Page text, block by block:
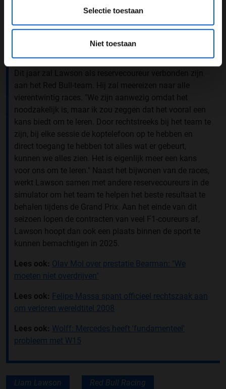
Selectie toestaan
Niet toestaan
Leerproces als reservecoureur
Dit jaar zal Lawson als reservecoureur verbonden zijn
aan het Red Bull-team. Hij zal meereizen naar alle
vierentwintig races. "We zijn aanwezig omdat het
noodzakelijk is, maar ik zou zeggen dat het vooral een
kans biedt om te leren. Door rechtstreeks bij het team te
zijn, bij elke sessie de koptelefoon op te hebben en
direct toegang te hebben tot alles wat er gebeurt,
kunnen we alles zien. Het is eigenlijk meer een kans
voor ons om te leren." Naast het bijwonen van de races,
werkt Lawson samen met andere reservecoureurs in de
simulator om het team te helpen het beste resultaat te
behalen tijdens de Grand Prix. Aan het einde van dit
seizoen lopen de contracten van veel F1-coureurs af,
Lawson hoopt dan ook een plaats binnen de sport te
kunnen bemachtigen in 2025.
Lees ook: Olav Mol over prestatie Bearman: "We
moeten niet overdrijven"
Lees ook: Felipe Massa spant officieel rechtszaak aan
om verloren wereldtitel 2008
Lees ook: Wolff: Mercedes heeft 'fundamenteel'
probleem met W15
Liam Lawson Red Bull Racing